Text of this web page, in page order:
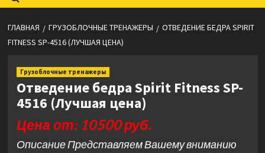
ГЛАВНАЯ ГРУЗОБЛОЧНЫЕ ТРЕНАЖЕРЫ
ОТВЕДЕНИЕ БЕДРА SPIRIT
FITNESS SP-4516 (ЛУЧШАЯ ЦЕНА)
Грузоблочные тренажеры
Отведение бедра Spirit Fitness SP-
4516 (Лучшая цена)
Цена от: 10500 руб.
Описание Представляем Вашему вниманию